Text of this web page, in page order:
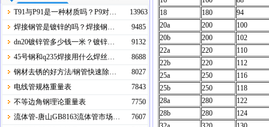
T91与P91是一种材质吗？P9对…
13963
焊接钢管是镀锌的吗？焊接钢…
9485
dn20镀锌管多少钱一米？镀锌…
9132
45号钢和q235焊接用什么焊丝…
8688
钢材去锈的好方法/钢管快速除…
8027
电线管规格重量表
7843
不等边角钢理论重量表
7750
流体管-唐山GB8163流体管市场…
7607
18
180
94
20a
200
100
20b
200
102
22a
220
110
22b
220
112
25a
250
116
25b
250
118
28a
280
122
28b
280
124